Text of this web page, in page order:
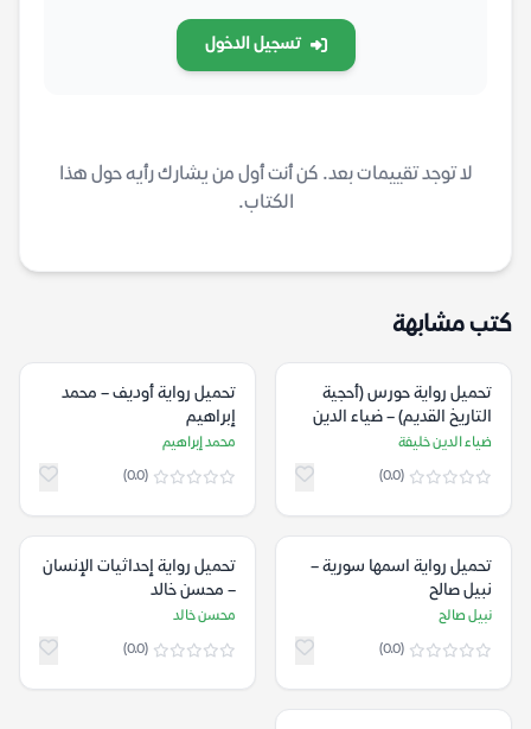
تسجيل الدخول
لا توجد تقييمات بعد. كن أنت أول من يشارك رأيه حول هذا
الكتاب.
كتب مشابهة
تحميل رواية حورس (أحجية
التاريخ القديم) – ضياء الدين
خليفة
ضياء الدين خليفة
(0.0)
تحميل رواية أوديف – محمد
إبراهيم
محمد إبراهيم
(0.0)
تحميل رواية اسمها سورية –
نبيل صالح
نبيل صالح
(0.0)
تحميل رواية إحداثيات الإنسان
– محسن خالد
محسن خالد
(0.0)